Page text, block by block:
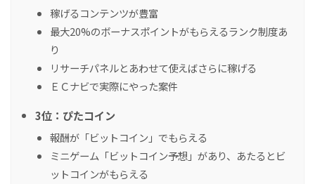
稼げるコンテンツが豊富
最大20%のボーナスポイントがもらえるランク制度あ
り
リサーチパネルとあわせて使えばさらに稼げる
ＥＣナビで実際にやった案件
3位：ぴたコイン
報酬が「ビットコイン」でもらえる
ミニゲーム「ビットコイン予想」があり、あたるとビ
ットコインがもらえる